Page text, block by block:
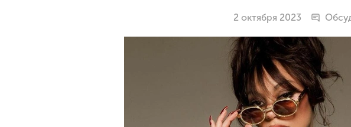
2 октября 2023